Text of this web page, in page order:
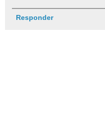
Responder